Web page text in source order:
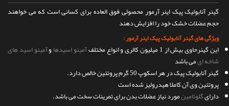
گینر آنابولیک پیک اینر آرمور محصولی فوق العاده برای کسانی است که می خواهند
حجم عضلات خشک خود را افزایش دهند
ویژگی های گینر آنابولیک پیک اینر آرمور :
این گینرحاوی بیش از 1 میلیون کالری و انواع مختلف آمینو اسیدهاوآمینو اسید های
شاخه ایمی باشد
گینر آنابولیک پیک در هر اسکوپ 50 گرم پروتئین خالص دارد.
پروتئین وی آن کاملا هیدرولیز شده است
دارایگلوتامینمورد نیاز عضلات بدن برای تمرینات سخت می باشد.